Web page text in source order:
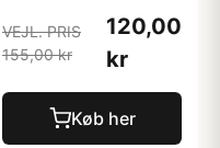
VEJL. PRIS
155,00 kr
120,00
kr
Køb her